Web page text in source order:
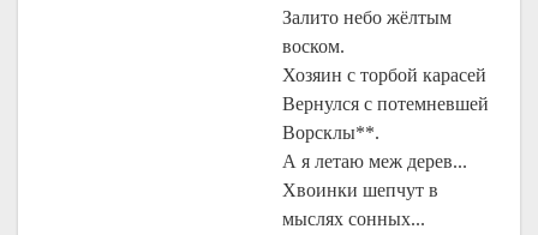
Залито небо жёлтым
воском.
Хозяин с торбой карасей
Вернулся с потемневшей
Ворсклы**.
А я летаю меж дерев...
Хвоинки шепчут в
мыслях сонных...